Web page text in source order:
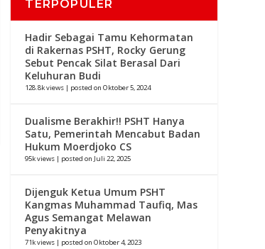
TERPOPULER
Hadir Sebagai Tamu Kehormatan
di Rakernas PSHT, Rocky Gerung
Sebut Pencak Silat Berasal Dari
Keluhuran Budi
128.8k views | posted on Oktober 5, 2024
Dualisme Berakhir!! PSHT Hanya
Satu, Pemerintah Mencabut Badan
Hukum Moerdjoko CS
95k views | posted on Juli 22, 2025
Dijenguk Ketua Umum PSHT
Kangmas Muhammad Taufiq, Mas
Agus Semangat Melawan
Penyakitnya
71k views | posted on Oktober 4, 2023